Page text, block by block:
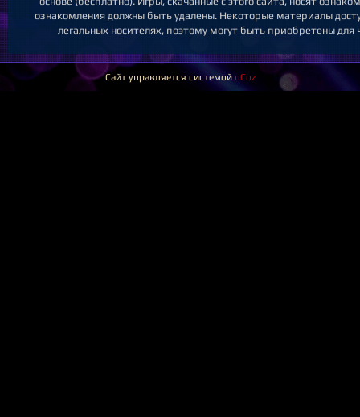
ознакомления должны быть удалены. Некоторые материалы
легальных носителях, поэтому могут быть приобретены для
Сайт управляется системой uCoz